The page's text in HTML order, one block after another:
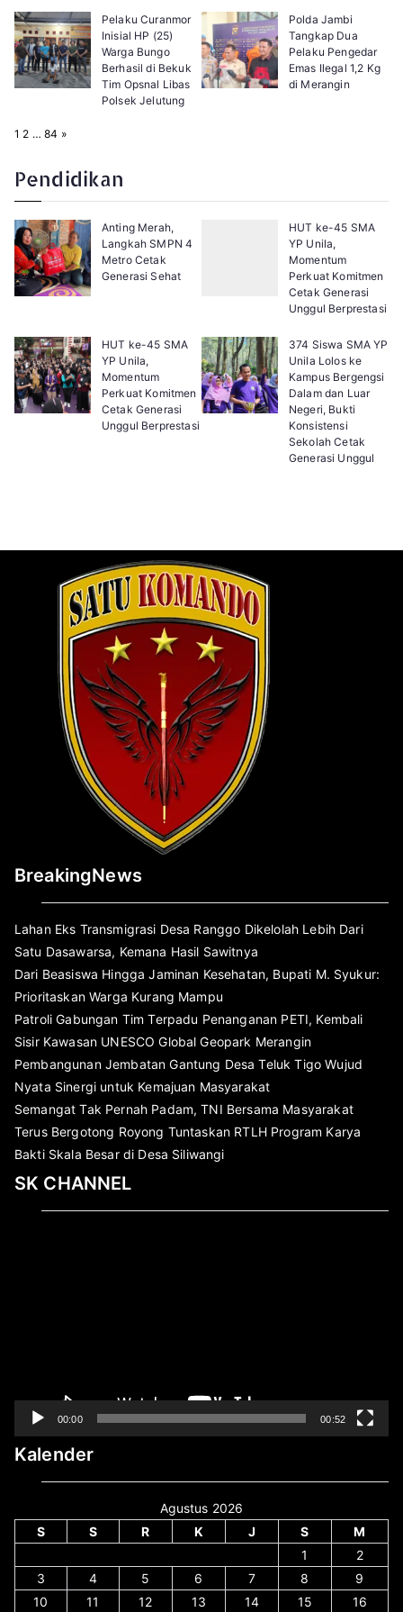
Pelaku Curanmor
Inisial HP (25)
Warga Bungo
Berhasil di Bekuk
Tim Opsnal Libas
Polsek Jelutung
Polda Jambi
Tangkap Dua
Pelaku Pengedar
Emas Ilegal 1,2 Kg
di Merangin
P
:
1 2 … 84 N
»
Pendidikan
Anting Merah,
Langkah SMPN 4
Metro Cetak
Generasi Sehat
HUT ke-45 SMA
YP Unila,
Momentum
Perkuat Komitmen
Cetak Generasi
Unggul Berprestasi
HUT ke-45 SMA
YP Unila,
Momentum
Perkuat Komitmen
Cetak Generasi
Unggul Berprestasi
374 Siswa SMA YP
Unila Lolos ke
Kampus Bergengsi
Dalam dan Luar
Negeri, Bukti
Konsistensi
Sekolah Cetak
Generasi Unggul
BreakingNews
Lahan Eks Transmigrasi Desa Ranggo Dikelolah Lebih Dari
Satu Dasawarsa, Kemana Hasil Sawitnya
Dari Beasiswa Hingga Jaminan Kesehatan, Bupati M. Syukur:
Prioritaskan Warga Kurang Mampu
Patroli Gabungan Tim Terpadu Penanganan PETI, Kembali
Sisir Kawasan UNESCO Global Geopark Merangin
Pembangunan Jembatan Gantung Desa Teluk Tigo Wujud
Nyata Sinergi untuk Kemajuan Masyarakat
Semangat Tak Pernah Padam, TNI Bersama Masyarakat
Terus Bergotong Royong Tuntaskan RTLH Program Karya
Bakti Skala Besar di Desa Siliwangi
SK CHANNEL
00:00 00:52
Kalender
Agustus 2026
S
S R K J S
M
1
2
3
4 5 6 7 8
9
10
11 12 13 14 15 16